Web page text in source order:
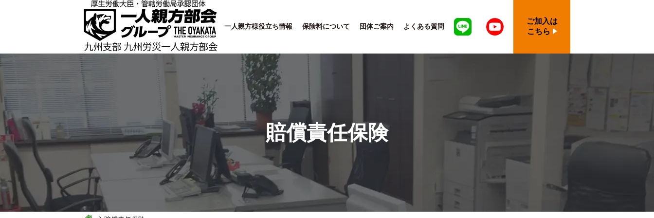
一人親方様役立ち情報 保険料について 団体ご案内 よくある質問
ご加入は
こちら
賠償責任保険